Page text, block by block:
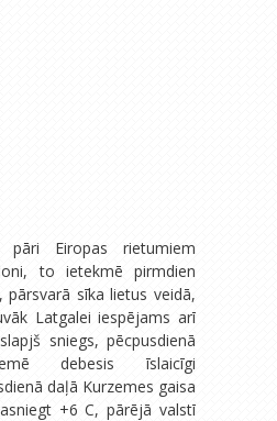
pāri Eiropas rietumiem
to ietekmē pirmdien
sīka lietus veidā,
Latgalei iespējams arī
sniegs, pēcpusdienā
debesis īslaicīgi
daļā Kurzemes gaisa
+6 C, pārējā valstī